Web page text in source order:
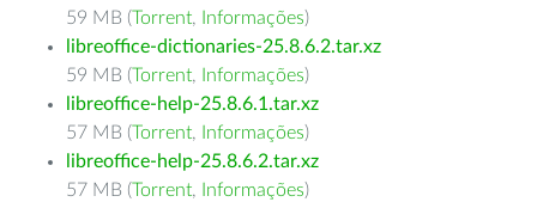
59 MB (Torrent, Informações)
libreoffice-dictionaries-25.8.6.2.tar.xz
59 MB (Torrent, Informações)
libreoffice-help-25.8.6.1.tar.xz
57 MB (Torrent, Informações)
libreoffice-help-25.8.6.2.tar.xz
57 MB (Torrent, Informações)